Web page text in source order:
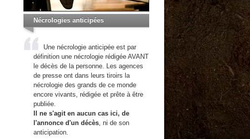
Nécrologies anticipées
Une nécrologie anticipée est par
définition une nécrologie rédigée AVANT
le décès de la personne. Les agences
de presse ont dans leurs tiroirs la
nécrologie des grands de ce monde
encore vivants, rédigée et prête à être
publiée.
Il ne s'agit en aucun cas ici, de
l'annonce d'un décès, ni de son
anticipation.